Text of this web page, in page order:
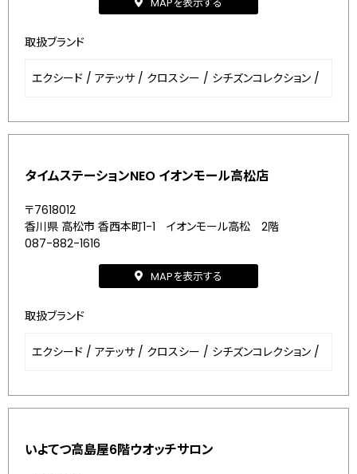
取扱ブランド
エクシード / アテッサ / クロスシー / シチズンコレクション /
タイムステーションNEO イオンモール高松店
〒7618012
香川県 高松市 香西本町1-1 イオンモール高松 2階
087-882-1616
MAPを表示する
取扱ブランド
エクシード / アテッサ / クロスシー / シチズンコレクション /
いよてつ高島屋6階ウオッチサロン